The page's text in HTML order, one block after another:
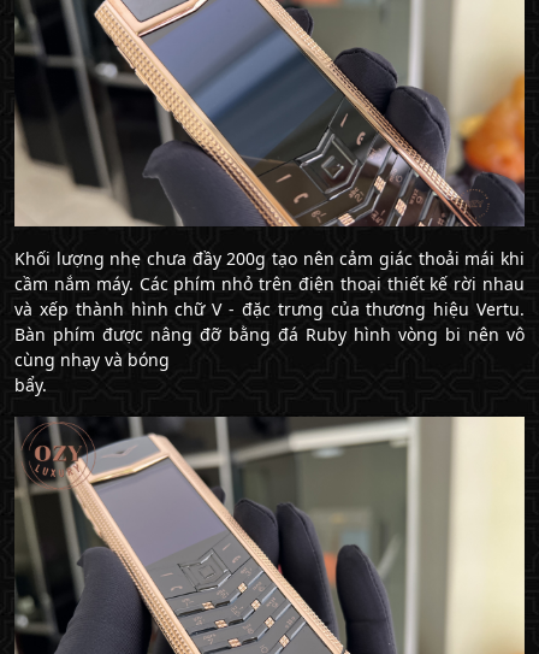
Khối lượng nhẹ chưa đầy 200g tạo nên cảm giác thoải mái khi
cầm nắm máy. Các phím nhỏ trên điện thoại thiết kế rời nhau
và xếp thành hình chữ V - đặc trưng của thương hiệu Vertu.
Bàn phím được nâng đỡ bằng đá Ruby hình vòng bi nên vô
cùng nhạy và bóng
bẩy.